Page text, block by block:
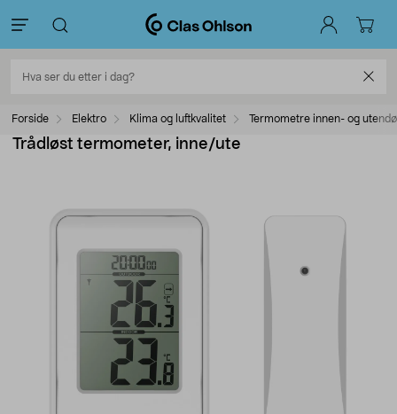
Forside Elektro Klima og luftkvalitet Termometre innen- og
Trådløst termometer, inne/ute